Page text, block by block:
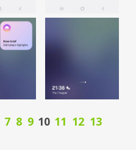
7 8 9 10 11 12 13